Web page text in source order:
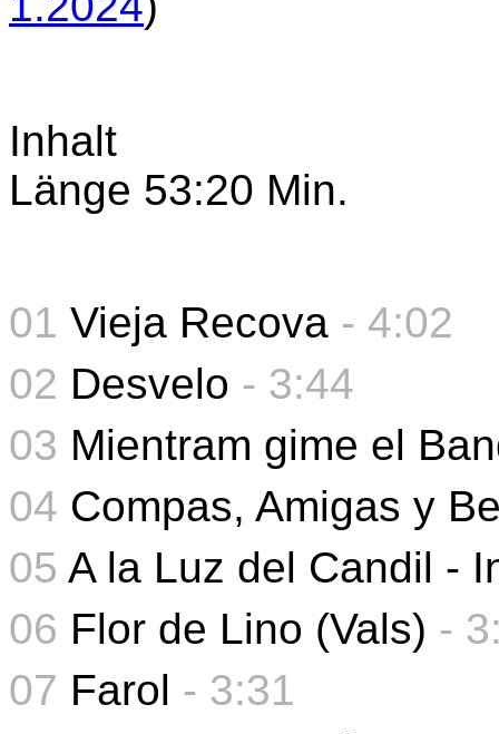
Inhalt
Länge 53:20 Min.
01 Vieja Recova - 4:02
02 Desvelo - 3:44
03 Mientram gime el
04 Compas, Amigas y
05 A la Luz del Candil -
06 Flor de Lino (Vals) -
07 Farol - 3:31